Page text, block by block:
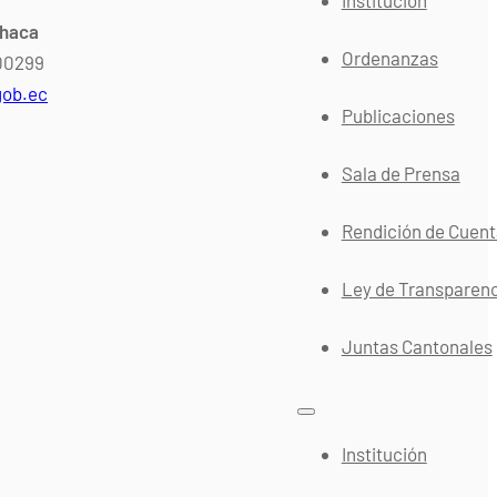
Ordenanzas
Publicaciones
Sala de Prensa
Rendición de
Ley de
Juntas Cantonales
Institución